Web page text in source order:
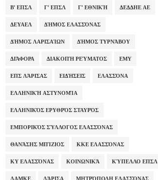
Β' ΕΠΣΛ Γ' ΕΠΣΛ Γ' ΕΘΝΙΚΉ ΔΕΔΔΗΕ ΑΕ
ΔΕΥΑΕΛ ΔΉΜΟΣ ΕΛΑΣΣΌΝΑΣ
ΔΉΜΟΣ ΛΑΡΙΣΑΊΩΝ ΔΉΜΟΣ ΤΥΡΝΆΒΟΥ
ΔΙΆΦΟΡΑ ΔΙΑΚΟΠΉ ΡΕΎΜΑΤΟΣ ΕΜΥ
ΕΠΣ ΛΆΡΙΣΑΣ ΕΙΔΉΣΕΙΣ ΕΛΑΣΣΌΝΑ
ΕΛΛΗΝΙΚΉ ΑΣΤΥΝΟΜΊΑ
ΕΛΛΗΝΙΚΌΣ ΕΡΥΘΡΌΣ ΣΤΑΥΡΌΣ
ΕΜΠΟΡΙΚΌΣ ΣΎΛΛΟΓΟΣ ΕΛΑΣΣΌΝΑΣ
ΘΑΝΆΣΗΣ ΜΠΊΖΙΟΣ ΚΚΕ ΕΛΑΣΣΌΝΑΣ
ΚΥ ΕΛΑΣΣΌΝΑΣ ΚΟΙΝΩΝΙΚΆ ΚΎΠΕΛΛΟ ΕΠΣΛ